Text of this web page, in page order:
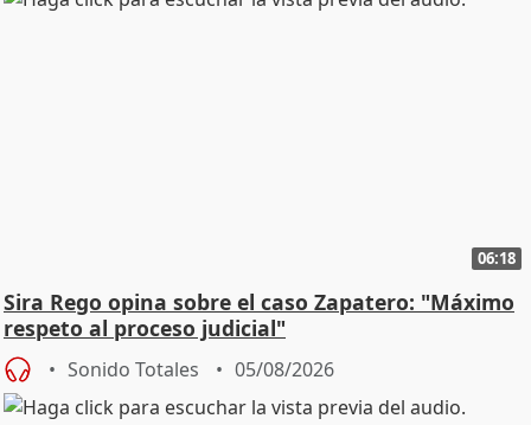
06:18
Sira Rego opina sobre el caso Zapatero: "Máximo
respeto al proceso judicial"
Sonido Totales 05/08/2026